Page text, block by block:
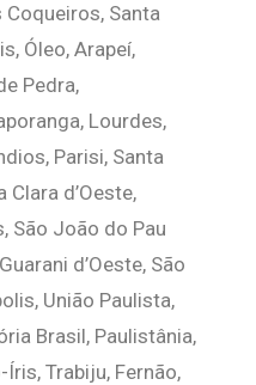
Coqueiros, Santa
Óleo, Arapeí,
Pedra,
Lourdes,
Parisi, Santa
Clara d’Oeste,
São João do Pau
d’Oeste, São
União Paulista,
Brasil, Paulistânia,
Trabiju, Fernão,